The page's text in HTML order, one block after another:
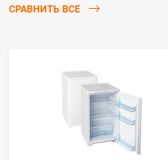
СРАВНИТЬ ВСЕ